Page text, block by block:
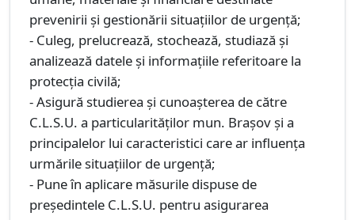
prevenirii şi gestionării situaţiilor de urgenţă;
- Culeg, prelucrează, stochează, studiază şi
analizează datele şi informaţiile referitoare la
protecţia civilă;
- Asigură studierea și cunoașterea de către
C.L.S.U. a particularităților mun. Brașov și a
principalelor lui caracteristici care ar influența
urmările situațiilor de urgență;
- Pune în aplicare măsurile dispuse de
președintele C.L.S.U. pentru asigurarea